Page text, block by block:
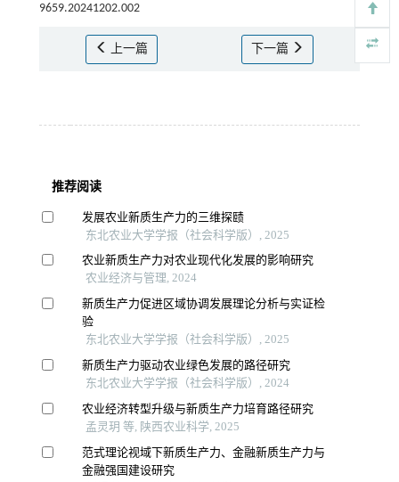
9659.20241202.002
上一篇 下一篇